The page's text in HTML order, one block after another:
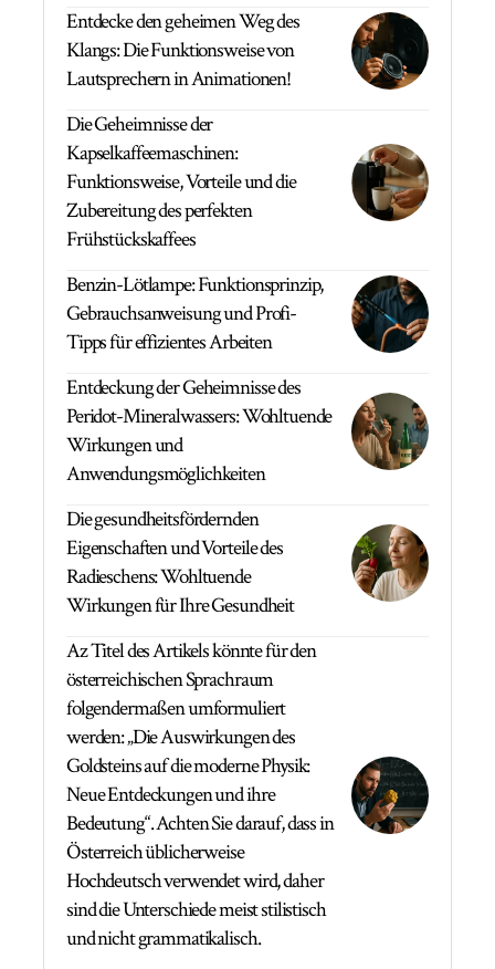
Entdecke den geheimen Weg des
Klangs: Die Funktionsweise von
Lautsprechern in Animationen!
Die Geheimnisse der
Kapselkaffeemaschinen:
Funktionsweise, Vorteile und die
Zubereitung des perfekten
Frühstückskaffees
Benzin-Lötlampe: Funktionsprinzip,
Gebrauchsanweisung und Profi-
Tipps für effizientes Arbeiten
Entdeckung der Geheimnisse des
Peridot-Mineralwassers: Wohltuende
Wirkungen und
Anwendungsmöglichkeiten
Die gesundheitsfördernden
Eigenschaften und Vorteile des
Radieschens: Wohltuende
Wirkungen für Ihre Gesundheit
Az Titel des Artikels könnte für den
österreichischen Sprachraum
folgendermaßen umformuliert
werden: „Die Auswirkungen des
Goldsteins auf die moderne Physik:
Neue Entdeckungen und ihre
Bedeutung“. Achten Sie darauf, dass in
Österreich üblicherweise
Hochdeutsch verwendet wird, daher
sind die Unterschiede meist stilistisch
und nicht grammatikalisch.